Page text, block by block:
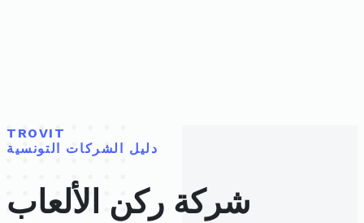
TROVIT
دليل الشركات التونسية
شركة ركن الألعاب